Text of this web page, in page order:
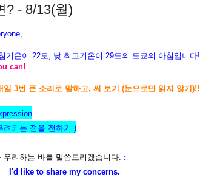
? - 8/13(월)
기온이 22도, 낮 최고기온이 29도의 도쿄의 아침입니다!
can!
일 3번 큰 소리로 말하고, 써 보기 (눈으로만 읽지 않기)!!
려되는 점을 전하기 )
우려하는 바를 말씀드리겠습니다. :
my concerns.